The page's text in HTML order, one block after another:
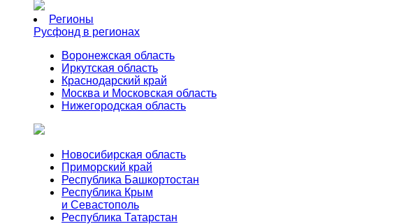
Регионы
Русфонд в регионах
Воронежская область
Иркутская область
Краснодарский край
Москва и Московская область
Нижегородская область
Новосибирская область
Приморский край
Республика Башкортостан
Республика Крым
и Севастополь
Республика Татарстан